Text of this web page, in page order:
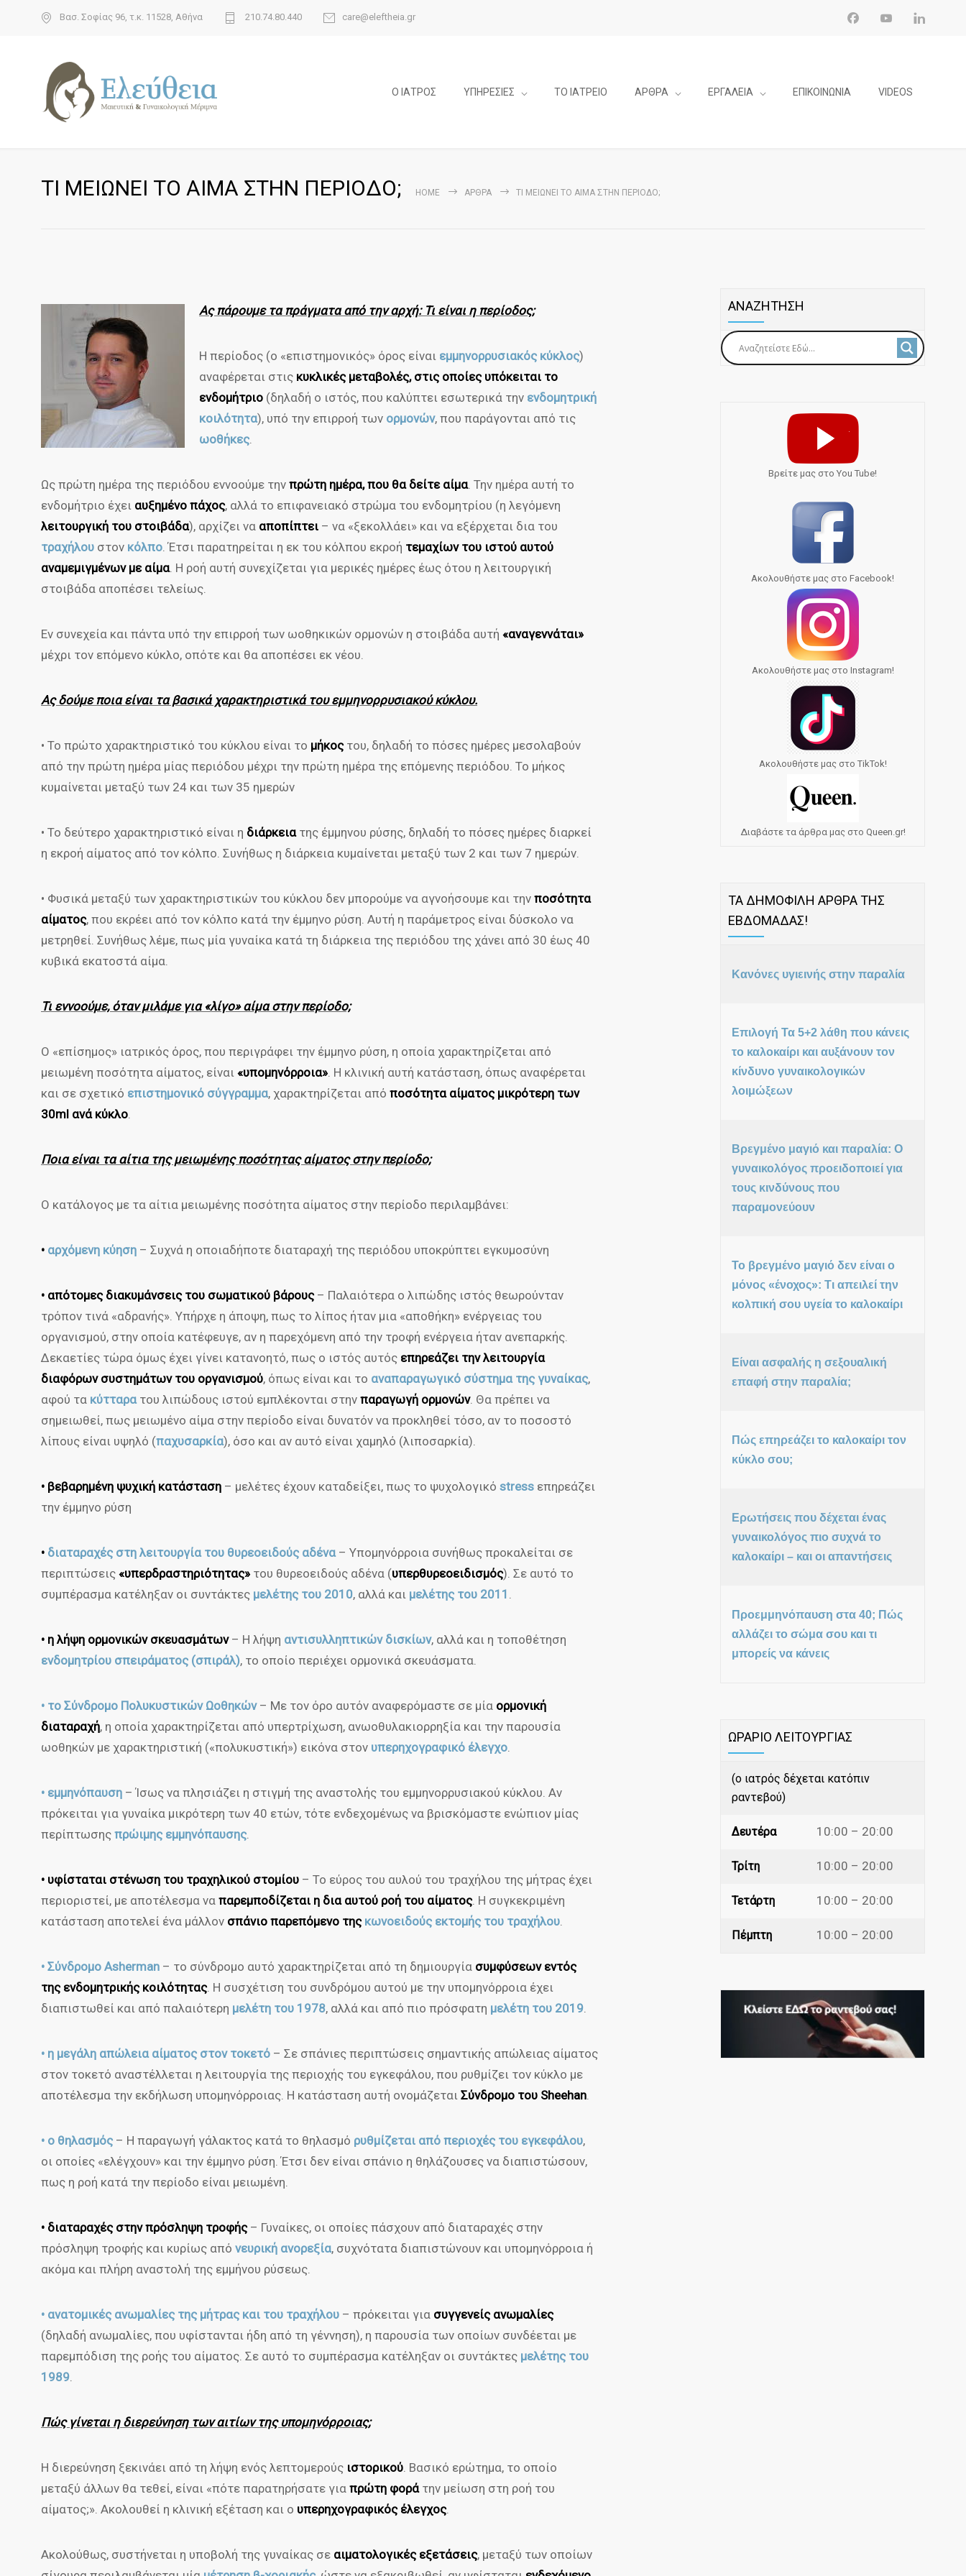
Βασ. Σοφίας 96, τ.κ. 11528, Αθήνα 210.74.80.440 care@eleftheia.gr
Ο ΙΑΤΡΟΣ ΥΠΗΡΕΣΙΕΣ ΤΟ ΙΑΤΡΕΙΟ ΑΡΘΡΑ ΕΡΓΑΛΕΙΑ ΕΠΙΚΟΙΝΩΝΙΑ VIDEOS
ΤΙ ΜΕΙΩΝΕΙ ΤΟ ΑΙΜΑ ΣΤΗΝ ΠΕΡΙΟΔΟ; HOME ΆΡΘΡΑ ΤΙ ΜΕΙΩΝΕΙ ΤΟ ΑΙΜΑ ΣΤΗΝ ΠΕΡΙΟΔΟ;
Ας πάρουμε τα πράγματα από την αρχή: Τι είναι η περίοδος;
Η περίοδος (ο «επιστημονικός» όρος είναι εμμηνορρυσιακός κύκλος)
αναφέρεται στις κυκλικές μεταβολές, στις οποίες υπόκειται το
ενδομήτριο (δηλαδή ο ιστός, που καλύπτει εσωτερικά την ενδομητρική
κοιλότητα), υπό την επιρροή των ορμονών, που παράγονται από τις
ωοθήκες.
Ως πρώτη ημέρα της περιόδου εννοούμε την πρώτη ημέρα, που θα δείτε αίμα. Την ημέρα αυτή το
ενδομήτριο έχει αυξημένο πάχος, αλλά το επιφανειακό στρώμα του ενδομητρίου (η λεγόμενη
λειτουργική του στοιβάδα), αρχίζει να αποπίπτει – να «ξεκολλάει» και να εξέρχεται δια του
τραχήλου στον κόλπο. Έτσι παρατηρείται η εκ του κόλπου εκροή τεμαχίων του ιστού αυτού
αναμεμιγμένων με αίμα. Η ροή αυτή συνεχίζεται για μερικές ημέρες έως ότου η λειτουργική
στοιβάδα αποπέσει τελείως.
Εν συνεχεία και πάντα υπό την επιρροή των ωοθηκικών ορμονών η στοιβάδα αυτή «αναγεννάται»
μέχρι τον επόμενο κύκλο, οπότε και θα αποπέσει εκ νέου.
Ας δούμε ποια είναι τα βασικά χαρακτηριστικά του εμμηνορρυσιακού κύκλου.
• Το πρώτο χαρακτηριστικό του κύκλου είναι το μήκοςτου, δηλαδή το πόσες ημέρες μεσολαβούν
από την πρώτη ημέρα μίας περιόδου μέχρι την πρώτη ημέρα της επόμενης περιόδου. Το μήκος
κυμαίνεται μεταξύ των 24 και των 35 ημερών
• Το δεύτερο χαρακτηριστικό είναι η διάρκειατης έμμηνου ρύσης, δηλαδή το πόσες ημέρες διαρκεί
η εκροή αίματος από τον κόλπο. Συνήθως η διάρκεια κυμαίνεται μεταξύ των 2 και των 7 ημερών.
• Φυσικά μεταξύ των χαρακτηριστικών του κύκλου δεν μπορούμε να αγνοήσουμε και την ποσότητα
αίματος, που εκρέει από τον κόλπο κατά την έμμηνο ρύση. Αυτή η παράμετρος είναι δύσκολο να
μετρηθεί. Συνήθως λέμε, πως μία γυναίκα κατά τη διάρκεια της περιόδου της χάνει από 30 έως 40
κυβικά εκατοστά αίμα.
Τι εννοούμε, όταν μιλάμε για «λίγο» αίμα στην περίοδο;
Ο «επίσημος» ιατρικός όρος, που περιγράφει την έμμηνο ρύση, η οποία χαρακτηρίζεται από
μειωμένη ποσότητα αίματος, είναι «υπομηνόρροια». Η κλινική αυτή κατάσταση, όπως αναφέρεται
και σε σχετικό επιστημονικό σύγγραμμα, χαρακτηρίζεται από ποσότητα αίματος μικρότερη των
30ml ανά κύκλο.
Ποια είναι τα αίτια της μειωμένης ποσότητας αίματος στην περίοδο;
Ο κατάλογος με τα αίτια μειωμένης ποσότητα αίματος στην περίοδο περιλαμβάνει:
• αρχόμενη κύηση – Συχνά η οποιαδήποτε διαταραχή της περιόδου υποκρύπτει εγκυμοσύνη
• απότομες διακυμάνσεις του σωματικού βάρους– Παλαιότερα ο λιπώδης ιστός θεωρούνταν
τρόπον τινά «αδρανής». Υπήρχε η άποψη, πως το λίπος ήταν μια «αποθήκη» ενέργειας του
οργανισμού, στην οποία κατέφευγε, αν η παρεχόμενη από την τροφή ενέργεια ήταν ανεπαρκής.
Δεκαετίες τώρα όμως έχει γίνει κατανοητό, πως ο ιστός αυτός επηρεάζει την λειτουργία
διαφόρων συστημάτων του οργανισμού, όπως είναι και το αναπαραγωγικό σύστημα της γυναίκας,
αφού τα κύτταρατου λιπώδους ιστού εμπλέκονται στην παραγωγή ορμονών. Θα πρέπει να
σημειωθεί, πως μειωμένο αίμα στην περίοδο είναι δυνατόν να προκληθεί τόσο, αν το ποσοστό
λίπους είναι υψηλό (παχυσαρκία), όσο και αν αυτό είναι χαμηλό (λιποσαρκία).
• βεβαρημένη ψυχική κατάσταση – μελέτες έχουν καταδείξει, πως το ψυχολογικό stress επηρεάζει
την έμμηνο ρύση
• διαταραχές στη λειτουργία του θυρεοειδούς αδένα– Υπομηνόρροια συνήθως προκαλείται σε
περιπτώσεις «υπερδραστηριότητας» του θυρεοειδούς αδένα (υπερθυρεοειδισμός). Σε αυτό το
συμπέρασμα κατέληξαν οι συντάκτες μελέτης του 2010, αλλά και μελέτης του 2011 .
• η λήψη ορμονικών σκευασμάτων– Η λήψη αντισυλληπτικών δισκίων, αλλά και η τοποθέτηση
ενδομητρίου σπειράματος (σπιράλ), το οποίο περιέχει ορμονικά σκευάσματα.
• το Σύνδρομο Πολυκυστικών Ωοθηκών– Με τον όρο αυτόν αναφερόμαστε σε μία ορμονική
διαταραχή, η οποία χαρακτηρίζεται από υπερτρίχωση, ανωοθυλακιορρηξία και την παρουσία
ωοθηκών με χαρακτηριστική («πολυκυστική») εικόνα στον υπερηχογραφικό έλεγχο.
• εμμηνόπαυση – Ίσως να πλησιάζει η στιγμή της αναστολής του εμμηνορρυσιακού κύκλου. Αν
πρόκειται για γυναίκα μικρότερη των 40 ετών, τότε ενδεχομένως να βρισκόμαστε ενώπιον μίας
περίπτωσης πρώιμης εμμηνόπαυσης.
• υφίσταται στένωση του τραχηλικού στομίου – Το εύρος του αυλού του τραχήλου της μήτρας έχει
περιοριστεί, με αποτέλεσμα να παρεμποδίζεται η δια αυτού ροή του αίματος. Η συγκεκριμένη
κατάσταση αποτελεί ένα μάλλον σπάνιο παρεπόμενο της κωνοειδούς εκτομής του τραχήλου.
• Σύνδρομο Asherman – το σύνδρομο αυτό χαρακτηρίζεται από τη δημιουργία συμφύσεων εντός
της ενδομητρικής κοιλότητας. Η συσχέτιση του συνδρόμου αυτού με την υπομηνόρροια έχει
διαπιστωθεί και από παλαιότερη μελέτη του 1978, αλλά και από πιο πρόσφατη μελέτη του 2019.
• η μεγάλη απώλεια αίματος στον τοκετό – Σε σπάνιες περιπτώσεις σημαντικής απώλειας αίματος
στον τοκετό αναστέλλεται η λειτουργία της περιοχής του εγκεφάλου, που ρυθμίζει τον κύκλο με
αποτέλεσμα την εκδήλωση υπομηνόρροιας. Η κατάσταση αυτή ονομάζεται Σύνδρομο του Sheehan.
• ο θηλασμός – Η παραγωγή γάλακτος κατά το θηλασμό ρυθμίζεται από περιοχές του εγκεφάλου,
οι οποίες «ελέγχουν» και την έμμηνο ρύση. Έτσι δεν είναι σπάνιο η θηλάζουσες να διαπιστώσουν,
πως η ροή κατά την περίοδο είναι μειωμένη.
• διαταραχές στην πρόσληψη τροφής– Γυναίκες, οι οποίες πάσχουν από διαταραχές στην
πρόσληψη τροφής και κυρίως από νευρική ανορεξία, συχνότατα διαπιστώνουν και υπομηνόρροια ή
ακόμα και πλήρη αναστολή της εμμήνου ρύσεως.
• ανατομικές ανωμαλίες της μήτρας και του τραχήλου – πρόκειται για συγγενείς ανωμαλίες
(δηλαδή ανωμαλίες, που υφίστανται ήδη από τη γέννηση), η παρουσία των οποίων συνδέεται με
παρεμπόδιση της ροής του αίματος. Σε αυτό το συμπέρασμα κατέληξαν οι συντάκτες μελέτης του
1989.
Πώς γίνεται η διερεύνηση των αιτίων της υπομηνόρροιας;
Η διερεύνηση ξεκινάει από τη λήψη ενός λεπτομερούς ιστορικού. Βασικό ερώτημα, το οποίο
μεταξύ άλλων θα τεθεί, είναι «πότε παρατηρήσατε για πρώτη φοράτην μείωση στη ροή του
αίματος;». Ακολουθεί η κλινική εξέταση και ο υπερηχογραφικός έλεγχος.
Ακολούθως, συστήνεται η υποβολή της γυναίκας σε αιματολογικές εξετάσεις, μεταξύ των οποίων
ΑΝΑΖΗΤΗΣΗ
Bρείτε μας στο You Tube!
Ακολουθήστε μας στο Facebook!
Ακολουθήστε μας στο Instagram!
Ακολουθήστε μας στο TikTok!
Διαβάστε τα άρθρα μας στο Queen.gr!
ΤΑ ΔΗΜΟΦΙΛΗ ΑΡΘΡΑ ΤΗΣ
ΕΒΔΟΜΑΔΑΣ!
Κανόνες υγιεινής στην παραλία
Επιλογή Τα 5+2 λάθη που κάνεις
το καλοκαίρι και αυξάνουν τον
κίνδυνο γυναικολογικών
λοιμώξεων
Βρεγμένο μαγιό και παραλία: Ο
γυναικολόγος προειδοποιεί για
τους κινδύνους που
παραμονεύουν
Το βρεγμένο μαγιό δεν είναι ο
μόνος «ένοχος»: Τι απειλεί την
κολπική σου υγεία το καλοκαίρι
Είναι ασφαλής η σεξουαλική
επαφή στην παραλία;
Πώς επηρεάζει το καλοκαίρι τον
κύκλο σου;
Ερωτήσεις που δέχεται ένας
γυναικολόγος πιο συχνά το
καλοκαίρι – και οι απαντήσεις
Προεμμηνόπαυση στα 40; Πώς
αλλάζει το σώμα σου και τι
μπορείς να κάνεις
ΩΡΑΡΙΟ ΛΕΙΤΟΥΡΓΙΑΣ
(ο ιατρός δέχεται κατόπιν
ραντεβού)
Δευτέρα 10:00 – 20:00
Τρίτη 10:00 – 20:00
Τετάρτη 10:00 – 20:00
Πέμπτη 10:00 – 20:00